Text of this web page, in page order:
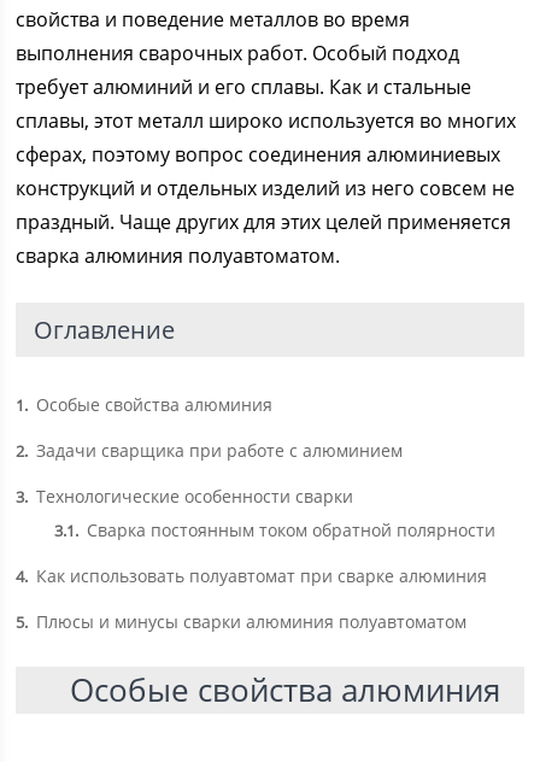
свойства и поведение металлов во время
выполнения сварочных работ. Особый подход
требует алюминий и его сплавы. Как и стальные
сплавы, этот металл широко используется во многих
сферах, поэтому вопрос соединения алюминиевых
конструкций и отдельных изделий из него совсем не
праздный. Чаще других для этих целей применяется
сварка алюминия полуавтоматом.
Оглавление
1 Особые свойства алюминия
2 Задачи сварщика при работе с алюминием
3 Технологические особенности сварки
3.1 Сварка постоянным током обратной полярности
4 Как использовать полуавтомат при сварке алюминия
5 Плюсы и минусы сварки алюминия полуавтоматом
Особые свойства алюминия